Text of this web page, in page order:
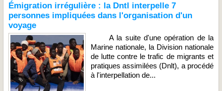
Émigration irrégulière : la Dntl interpelle 7
personnes impliquées dans l'organisation d'un
voyage
A la suite d'une opération de la
Marine nationale, la Division nationale
de lutte contre le trafic de migrants et
pratiques assimilées (Dnlt), a procédé
à l'interpellation de...